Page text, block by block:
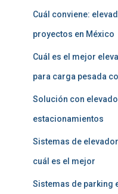
Cuál conviene:
proyectos en México
Cuál es el mejor
para carga pesada
Solución con
estacionamientos
Sistemas de
cuál es el mejor
Sistemas de parking